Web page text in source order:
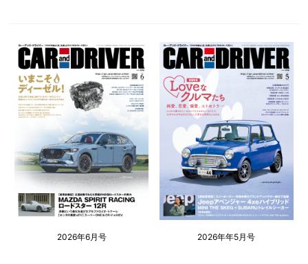
2026年6月号 2026年年5月号